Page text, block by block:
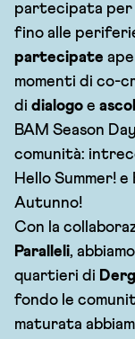
partecipata per
fino alle
partecipate
momenti di co-
di dialogo e
BAM Season
comunità:
Hello Summer!
Autunno!
Con la
Paralleli,
quartieri di
fondo le
maturata